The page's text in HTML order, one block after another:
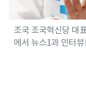
조국 조국혁신당 대
에서 뉴스1과 인터